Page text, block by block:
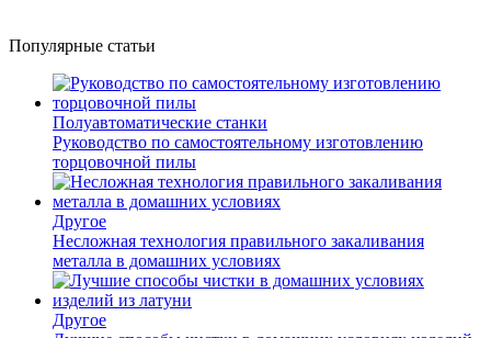
Популярные статьи
Полуавтоматические станки
Руководство по самостоятельному изготовлению
торцовочной пилы
Другое
Несложная технология правильного закаливания
металла в домашних условиях
Другое